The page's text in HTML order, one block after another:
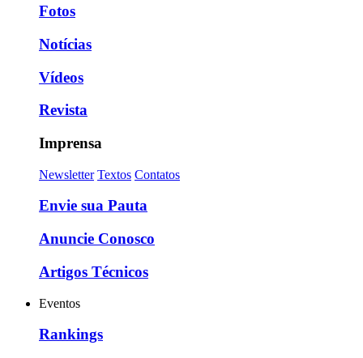
Fotos
Notícias
Vídeos
Revista
Imprensa
Newsletter Textos Contatos
Envie sua Pauta
Anuncie Conosco
Artigos Técnicos
Eventos
Rankings